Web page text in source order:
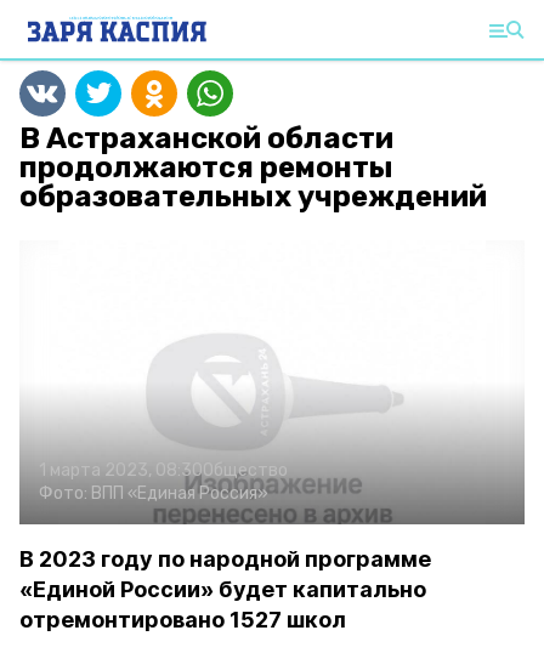
В Астраханской области
продолжаются ремонты
образовательных учреждений
1 марта 2023, 08:30Общество
Фото: ВПП «Единая Россия»
В 2023 году по народной программе
«Единой России» будет капитально
отремонтировано 1527 школ